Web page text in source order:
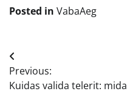
Posted in VabaAeg
Navigeerimine
Previous:
Kuidas valida telerit: mida